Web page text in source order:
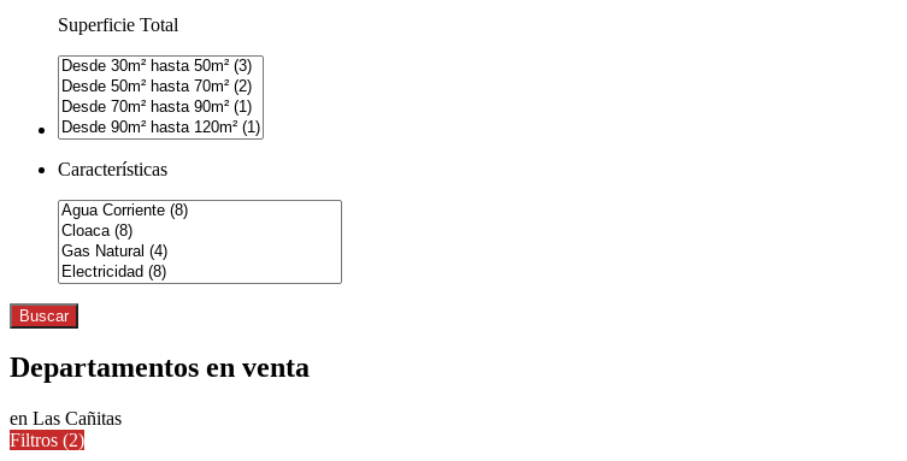
Superficie Total
Características
Buscar
Departamentos en venta
en Las Cañitas
Filtros (2)